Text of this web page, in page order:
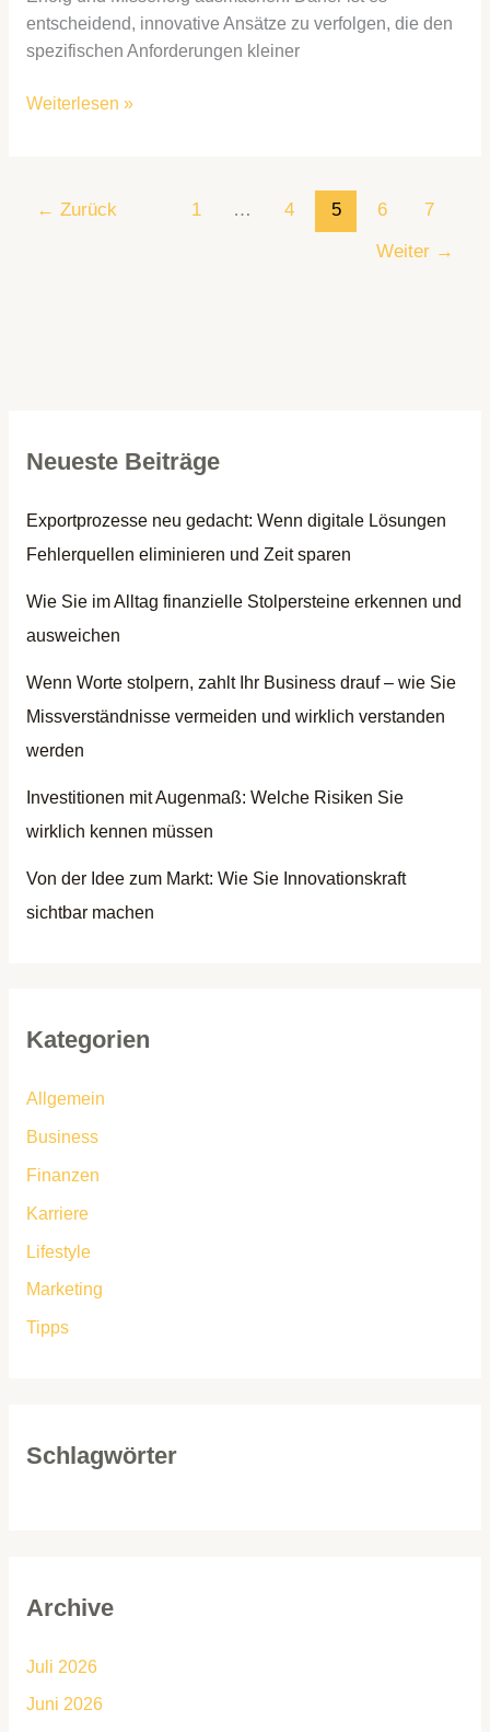
entscheidend, innovative Ansätze zu verfolgen, die den
spezifischen Anforderungen kleiner
Weiterlesen »
← Zurück 1 … 4 5 6 7
Weiter →
Neueste Beiträge
Exportprozesse neu gedacht: Wenn digitale Lösungen
Fehlerquellen eliminieren und Zeit sparen
Wie Sie im Alltag finanzielle Stolpersteine erkennen und
ausweichen
Wenn Worte stolpern, zahlt Ihr Business drauf – wie Sie
Missverständnisse vermeiden und wirklich verstanden
werden
Investitionen mit Augenmaß: Welche Risiken Sie
wirklich kennen müssen
Von der Idee zum Markt: Wie Sie Innovationskraft
sichtbar machen
Kategorien
Allgemein
Business
Finanzen
Karriere
Lifestyle
Marketing
Tipps
Schlagwörter
Archive
Juli 2026
Juni 2026